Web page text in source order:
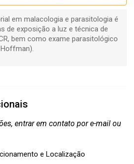
em malacologia e parasitologia é
de exposição a luz e técnica de
bem como exame parasitológico
entrar em contato por e-mail ou
e Localização